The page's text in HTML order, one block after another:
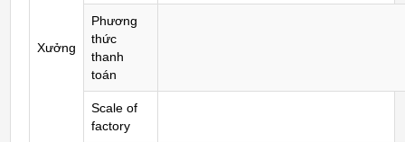
Xưởng
Phương
thức
thanh
toán
Scale of
factory